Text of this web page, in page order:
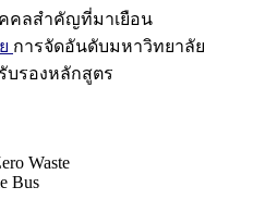
คลสำคัญที่มาเยือน
การจัดอันดับมหาวิทยาลัย
บรองหลักสูตร
Waste
Bus